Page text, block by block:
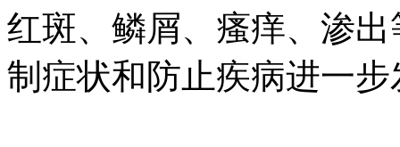
红斑、鳞屑、瘙痒、渗
制症状和防止疾病进一